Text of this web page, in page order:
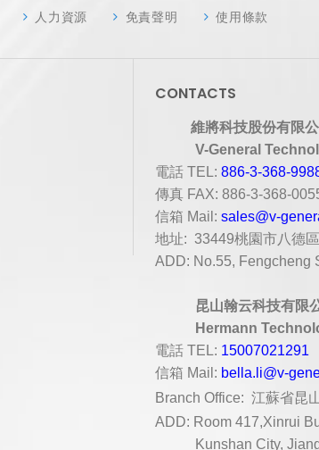
人力資源 免責聲明 使用條款
CONTACTS
維將科技股份有限公
V-General
電話 TEL: 886-3-368-
傳真 FAX: 886-3-368-
信箱 Mail: sales@v-
地址: 33449桃園市八德
ADD: No.55, Fengcheng
昆山翰云科技有限
Hermann
電話 TEL: 15007021291
信箱 Mail: bella.li@v-
Branch Office: 江蘇省昆
ADD: Room 417,Xinrui
Kunshan City,